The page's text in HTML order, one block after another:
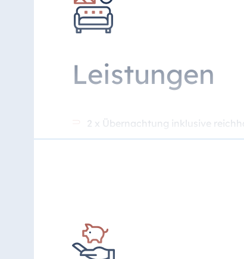
Leistungen
2 x Übernachtung inklusive
Burger mit Pommes für die ganze